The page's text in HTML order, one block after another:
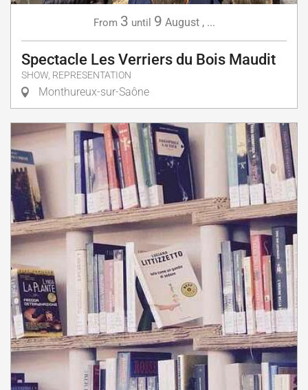
From 3 until 9 August, ...
Spectacle Les Verriers du Bois Maudit
SHOW, REPRESENTATION
Monthureux-sur-Saône